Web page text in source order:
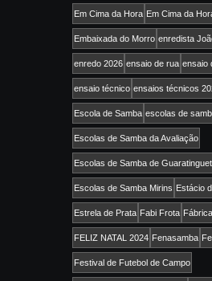
Em Cima da Hora Em Cima da
Embaixada do Morro enredista
enredo 2026 ensaio de rua ensaio
ensaio técnico ensaios técnicos
Escola de Samba escolas de
Escolas de Samba da Avaliação
Escolas de Samba de
Escolas de Samba Mirins Estácio
Estrela de Prata Fabi Frota
FELIZ NATAL 2024 Fenasamba
Festival de Futebol de Campo